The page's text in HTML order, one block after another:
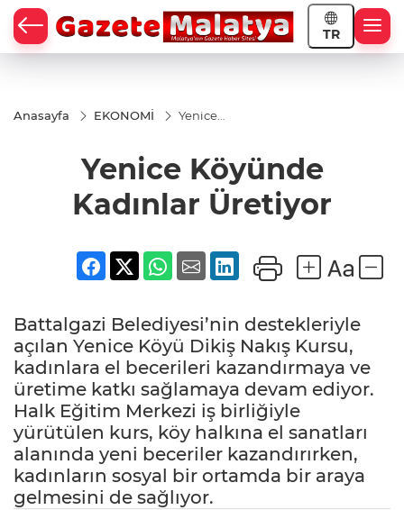
TR
Anasayfa EKONOMİ
Yenice
Üretiyor
Yenice Köyünde
Kadınlar Üretiyor
Battalgazi Belediyesi’nin destekleriyle
açılan Yenice Köyü Dikiş Nakış Kursu,
kadınlara el becerileri kazandırmaya ve
üretime katkı sağlamaya devam ediyor.
Halk Eğitim Merkezi iş birliğiyle
yürütülen kurs, köy halkına el sanatları
alanında yeni beceriler kazandırırken,
kadınların sosyal bir ortamda bir araya
gelmesini de sağlıyor.